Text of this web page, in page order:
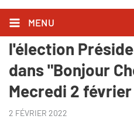
MENU
Fabien Roussel,
l'élection
dans "Bonjour
Mecredi 2
2 FÉVRIER 2022